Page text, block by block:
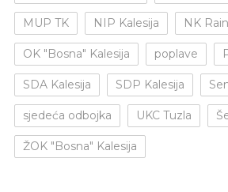
MUP TK NIP Kalesija NK
OK "Bosna" Kalesija poplave
SDA Kalesija SDP Kalesija
sjedeća odbojka UKC Tuzla
ŽOK "Bosna" Kalesija